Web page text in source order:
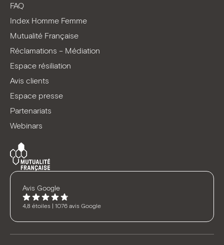
FAQ
Index Homme Femme
Mutualité Française
Réclamations – Médiation
Espace résiliation
Avis clients
Espace presse
Partenariats
Webinars
Avis Google
4,8 étoiles | 1076 avis Google